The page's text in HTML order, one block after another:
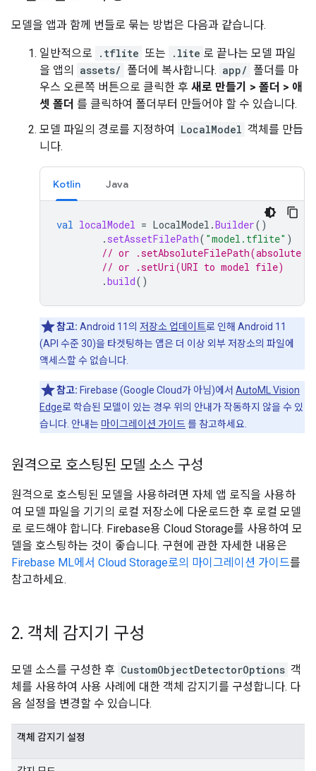
모델을 앱과 함께 번들로 묶는 방법은 다음과 같습니다.
일반적으로 .tflite 또는 .lite 로 끝나는 모델 파일
을 앱의
assets/ 폴더에 복사합니다. app/ 폴더를 마
우스 오른쪽 버튼으로 클릭한 후 새로 만들기 > 폴더 > 애
셋 폴더 를 클릭하여 폴더부터 만들어야 할 수 있습니다.
모델 파일의 경로를 지정하여
LocalModel 객체를 만듭
니다.
Kotlin Java
val localModel = LocalModel .Builder()
. setAssetFilePath( "model.tflite" )
// or .setAbsoluteFilePath(absolute
// or .setUri(URI to model file)
.build()
참고: Android 11의 저장소 업데이트로 인해 Android 11
(API 수준 30)을 타겟팅하는 앱은 더 이상 외부 저장소의 파일에
액세스할 수 없습니다.
참고: Firebase (Google Cloud가 아님)에서 AutoML Vision
Edge로 학습된 모델이 있는 경우 위의 안내가 작동하지 않을 수 있
습니다. 안내는 마이그레이션 가이드를 참고하세요.
원격으로 호스팅된 모델 소스 구성
원격으로 호스팅된 모델을 사용하려면 자체 앱 로직을 사용하
여 모델 파일을 기기의 로컬 저장소에 다운로드한 후 로컬 모델
로 로드해야 합니다. Firebase용 Cloud Storage를 사용하여 모
델을 호스팅하는 것이 좋습니다. 구현에 관한 자세한 내용은
Firebase ML에서 Cloud Storage로의 마이그레이션 가이드를
참고하세요.
2. 객체 감지기 구성
모델 소스를 구성한 후 CustomObjectDetectorOptions 객
체를 사용하여 사용 사례에 대한 객체 감지기를 구성합니다. 다
음 설정을 변경할 수 있습니다.
객체 감지기 설정